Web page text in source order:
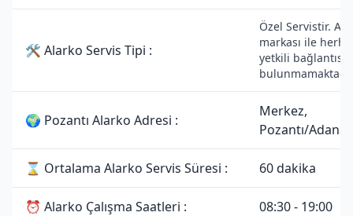
🛠 Alarko Servis Tipi :
Özel Servistir.
markası ile
yetkili bağlantısı
🌍 Pozantı Alarko Adresi :
Merkez,
Pozantı/Adana
⌛ Ortalama Alarko Servis Süresi : 60 dakika
⏰ Alarko Çalışma Saatleri : 08:30 - 19:00